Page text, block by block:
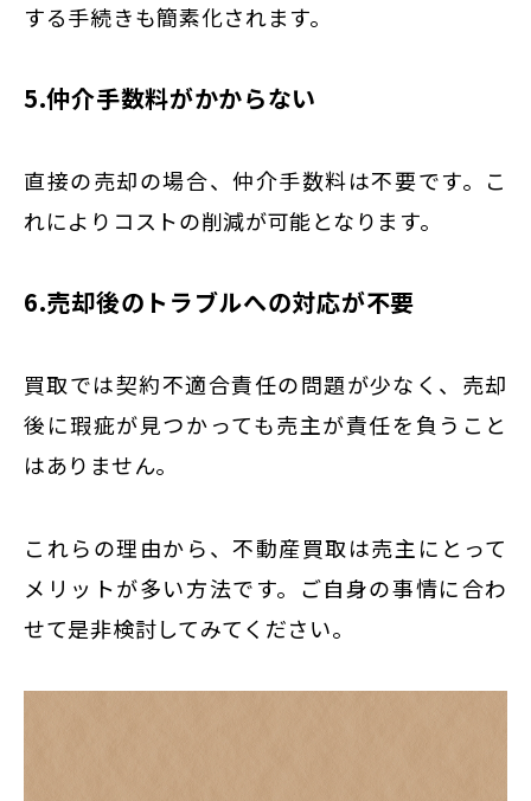
する手続きも簡素化されます。
5.仲介手数料がかからない
直接の売却の場合、仲介手数料は不要です。こ
れによりコストの削減が可能となります。
6.売却後のトラブルへの対応が不要
買取では契約不適合責任の問題が少なく、売却
後に瑕疵が見つかっても売主が責任を負うこと
はありません。
これらの理由から、不動産買取は売主にとって
メリットが多い方法です。ご自身の事情に合わ
せて是非検討してみてください。